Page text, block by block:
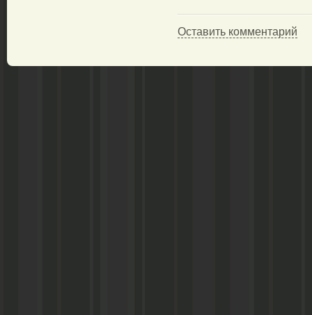
Оставить комментарий